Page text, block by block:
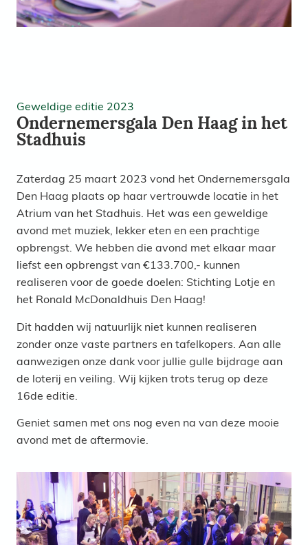
Geweldige editie 2023
Ondernemersgala Den Haag in het
Stadhuis
Zaterdag 25 maart 2023 vond het Ondernemersgala
Den Haag plaats op haar vertrouwde locatie in het
Atrium van het Stadhuis. Het was een geweldige
avond met muziek, lekker eten en een prachtige
opbrengst. We hebben die avond met elkaar maar
liefst een opbrengst van €133.700,- kunnen
realiseren voor de goede doelen: Stichting Lotje en
het Ronald McDonaldhuis Den Haag!
Dit hadden wij natuurlijk niet kunnen realiseren
zonder onze vaste partners en tafelkopers. Aan alle
aanwezigen onze dank voor jullie gulle bijdrage aan
de loterij en veiling. Wij kijken trots terug op deze
16de editie.
Geniet samen met ons nog even na van deze mooie
avond met de aftermovie.